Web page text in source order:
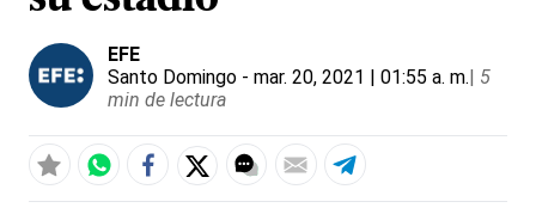
EFE
Santo Domingo - mar. 20, 2021 | 01:55 a. m.| 5
min de lectura